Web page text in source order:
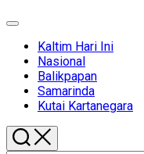
Expand
Current
Page
Parent
Kaltim Hari Ini
Nasional
Balikpapan
Samarinda
Kutai Kartanegara